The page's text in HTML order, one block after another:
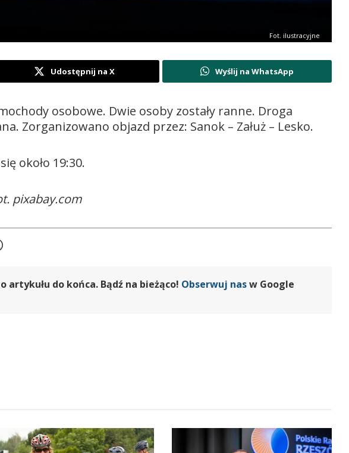
Fot. ilustracyjne
Udostępnij na X Wyślij na WhatsApp
osobowe. Dwie osoby zostały ranne. Droga
Zorganizowano objazd przez: Sanok – Załuż – Lesko.
około 19:30.
pixabay.com
do końca. Bądź na bieżąco! Obserwuj nasw Google